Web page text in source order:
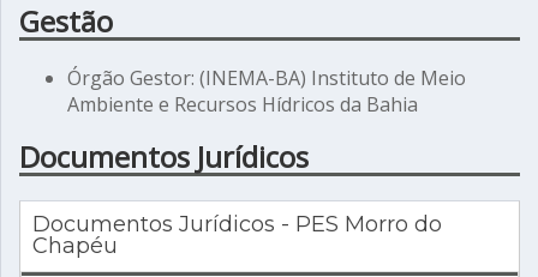
Gestão
Órgão Gestor: (INEMA-BA) Instituto de Meio
Ambiente e Recursos Hídricos da Bahia
Documentos Jurídicos
Documentos Jurídicos - PES Morro do
Chapéu